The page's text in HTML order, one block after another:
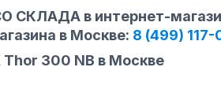
СКЛАДА в интернет-
в Москве: 8 (499)
300 NB в Москве